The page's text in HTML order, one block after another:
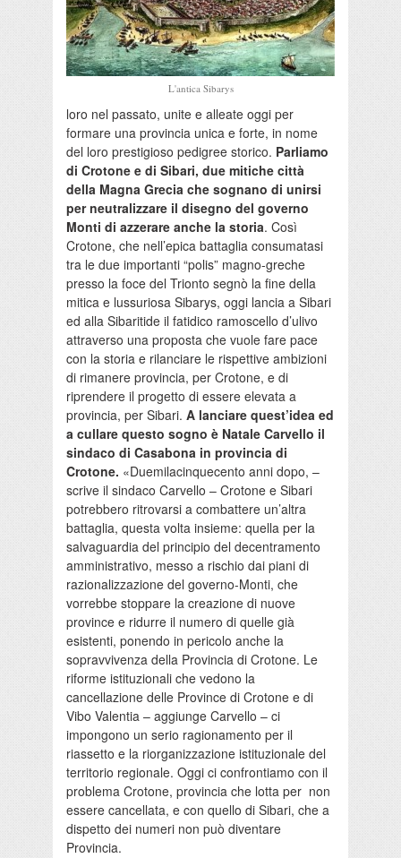
L'antica Sibarys
loro nel passato, unite e alleate oggi per
formare una provincia unica e forte, in nome
del loro prestigioso pedigree storico. Parliamo
di Crotone e di Sibari, due mitiche città
della Magna Grecia che sognano di unirsi
per neutralizzare il disegno del governo
Monti di azzerare anche la storia. Così
Crotone, che nell’epica battaglia consumatasi
tra le due importanti “polis” magno-greche
presso la foce del Trionto segnò la fine della
mitica e lussuriosa Sibarys, oggi lancia a Sibari
ed alla Sibaritide il fatidico ramoscello d’ulivo
attraverso una proposta che vuole fare pace
con la storia e rilanciare le rispettive ambizioni
di rimanere provincia, per Crotone, e di
riprendere il progetto di essere elevata a
provincia, per Sibari. A lanciare quest’idea ed
a cullare questo sogno è Natale Carvello il
sindaco di Casabona in provincia di
Crotone. «Duemilacinquecento anni dopo, –
scrive il sindaco Carvello – Crotone e Sibari
potrebbero ritrovarsi a combattere un’altra
battaglia, questa volta insieme: quella per la
salvaguardia del principio del decentramento
amministrativo, messo a rischio dai piani di
razionalizzazione del governo-Monti, che
vorrebbe stoppare la creazione di nuove
province e ridurre il numero di quelle già
esistenti, ponendo in pericolo anche la
sopravvivenza della Provincia di Crotone. Le
riforme istituzionali che vedono la
cancellazione delle Province di Crotone e di
Vibo Valentia – aggiunge Carvello – ci
impongono un serio ragionamento per il
riassetto e la riorganizzazione istituzionale del
territorio regionale. Oggi ci confrontiamo con il
problema Crotone, provincia che lotta per non
essere cancellata, e con quello di Sibari, che a
dispetto dei numeri non può diventare
Provincia.